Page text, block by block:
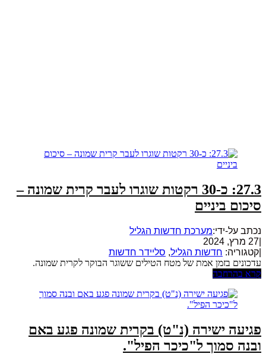
27.3: כ-30 רקטות שוגרו לעבר קרית שמונה –
סיכום ביניים
נכתב על-ידי:מערכת חדשות הגליל
27 מרץ, 2024
קטגוריה: חדשות הגליל, סליידר חדשות
עדכונים בזמן אמת של מטח הטילים ששוגר הבוקר לקרית שמונה.
קרא בהרחבה
פגיעה ישירה (נ"ט) בקרית שמונה פגע באם
ובנה סמוך ל"כיכר הפיל".